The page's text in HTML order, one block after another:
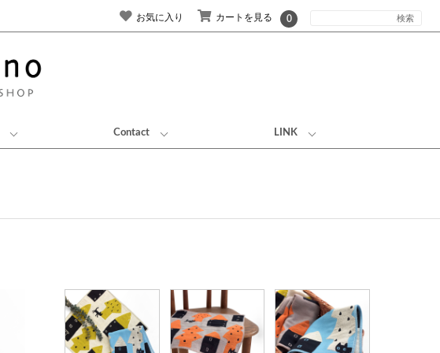
お気に入り カートを見る 0
Contact LINK